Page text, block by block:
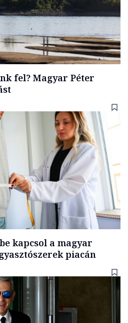
fel? Magyar Péter
kapcsol a magyar
piacán